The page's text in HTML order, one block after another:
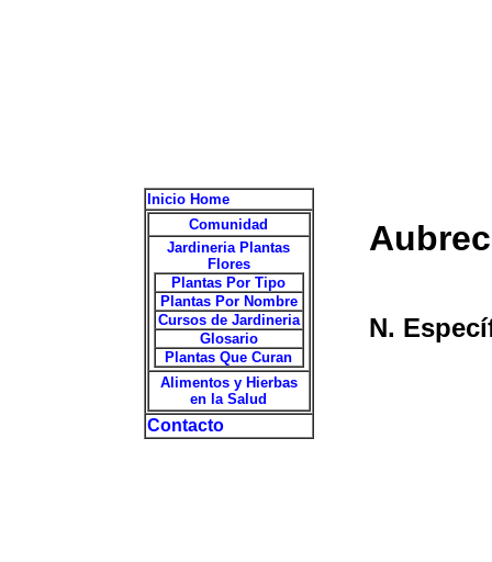
Inicio Home
Comunidad
Jardineria Plantas
Flores
Plantas Por Tipo
Plantas Por Nombre
Cursos de Jardineria
Glosario
Plantas Que Curan
Alimentos y Hierbas
en la Salud
Contacto
N.